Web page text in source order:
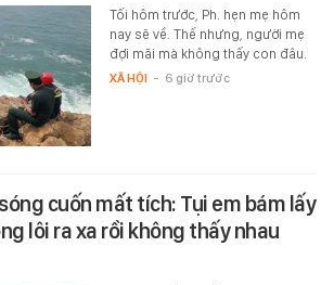
Tối hôm trước, Ph. hẹn mẹ hôm
nay sẽ về. Thế nhưng, người mẹ
đợi mãi mà không thấy con đâu.
XÃ HỘI - 6 giờ trước
cuốn mất tích: Tụi em bám lấy
lôi ra xa rồi không thấy nhau